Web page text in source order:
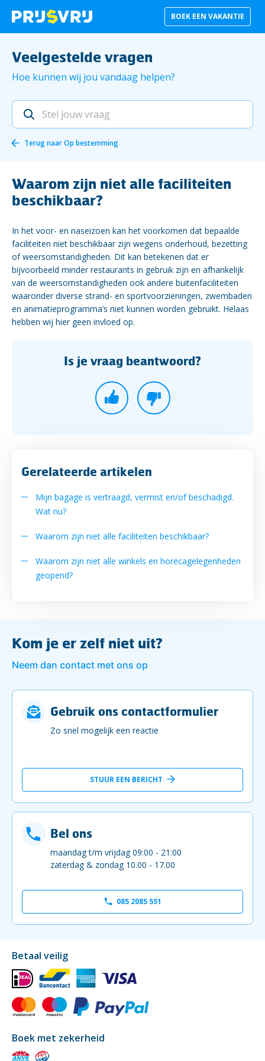
BOEK EEN VAKANTIE
Veelgestelde vragen
Hoe kunnen wij jou vandaag helpen?
Terug naarOp bestemming
Waarom zijn niet alle faciliteiten
beschikbaar?
In het voor- en naseizoen kan het voorkomen dat bepaalde
faciliteiten niet beschikbaar zijn wegens onderhoud, bezetting
of weersomstandigheden. Dit kan betekenen dat er
bijvoorbeeld minder restaurants in gebruik zijn en afhankelijk
van de weersomstandigheden ook andere buitenfaciliteiten
waaronder diverse strand- en sportvoorzieningen, zwembaden
en animatieprogramma’s niet kunnen worden gebruikt. Helaas
hebben wij hier geen invloed op.
Is je vraag beantwoord?
Gerelateerde artikelen
Mijn bagage is vertraagd, vermist en/of beschadigd.
Wat nu?
Waarom zijn niet alle faciliteiten beschikbaar?
Waarom zijn niet alle winkels en horecagelegenheden
geopend?
Kom je er zelf niet uit?
Neem dan contact met ons op
Gebruik ons contactformulier
Zo snel mogelijk een reactie
STUUR EEN BERICHT
Bel ons
maandag t/m vrijdag 09:00 - 21:00
zaterdag & zondag 10.00 - 17.00
085 2085 551
Betaal veilig
Boek met zekerheid